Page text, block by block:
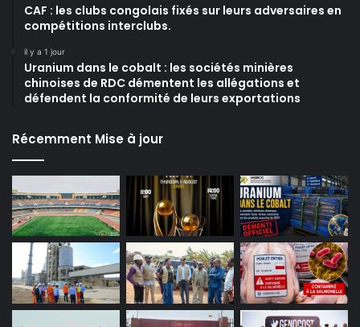
CAF : les clubs congolais fixés sur leurs adversaires en
compétitions interclubs.
il y a 1 jour
Uranium dans le cobalt : les sociétés minières
chinoises de RDC démentent les allégations et
défendent la conformité de leurs exportations
Récemment Mise à jour